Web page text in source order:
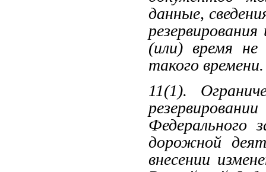
данные,
(или) время не
такого времени.
11(1).
Федерального
дорожной
внесении